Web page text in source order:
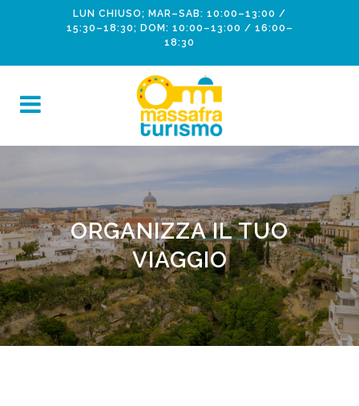
LUN CHIUSO; MAR–SAB: 10:00–13:00 /
15:30–18:30; DOM: 10:00–13:00 / 16:00–
18:30
ORGANIZZA IL TUO
VIAGGIO